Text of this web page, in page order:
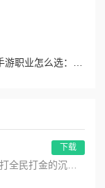
下载